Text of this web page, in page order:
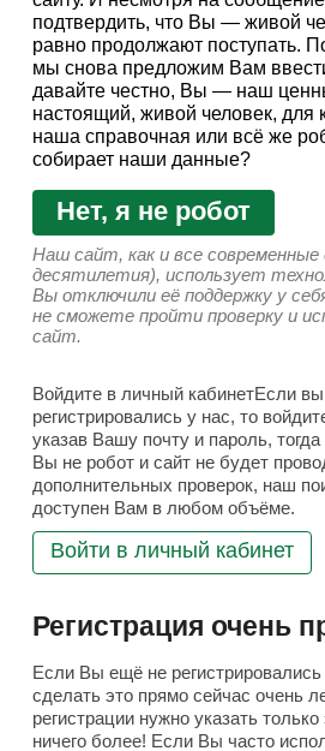
подтвердить, что Вы — живой
равно продолжают поступать.
мы снова предложим Вам
давайте честно, Вы — наш
настоящий, живой человек, для
наша справочная или всё же
собирает наши данные?
Нет, я не робот
Наш сайт, как и все
десятилетия), использует
Вы отключили её поддержку у
не сможете пройти проверку и
сайт.
Войдите в личный кабинетЕсли
регистрировались у нас, то
указав Вашу почту и пароль,
Вы не робот и сайт не будет
дополнительных проверок, наш
доступен Вам в любом объёме.
Войти в личный кабинет
Регистрация очень
Если Вы ещё не
сделать это прямо сейчас очень
регистрации нужно указать
ничего более! Если Вы часто